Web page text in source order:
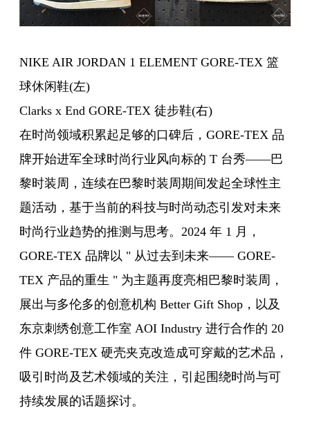
NIKE AIR JORDAN 1 ELEMENT GORE-TEX 篮
球休闲鞋(左)
Clarks x End GORE-TEX 徒步鞋(右)
在时尚领域积累起足够的口碑后，GORE-TEX 品
牌开始进军全球时尚行业风向标的 T 台秀——巴
黎时装周，连续在巴黎时装周期间发起全球性主
题活动，基于当前的科技与时尚动态引发对未来
时尚行业趋势的推测与思考。2024 年 1 月，
GORE-TEX 品牌以 " 从过去到未来—— GORE-
TEX 产品的重生 " 为主题再度亮相巴黎时装周，
展出与多伦多的创意机构 Better Gift Shop，以及
东京刺绣创意工作室 AOI Industry 进行合作的 20
件 GORE-TEX 硬壳夹克改造成可穿戴的艺术品，
吸引时尚及艺术领域的关注，引起围绕时尚与可
持续发展的话题探讨。